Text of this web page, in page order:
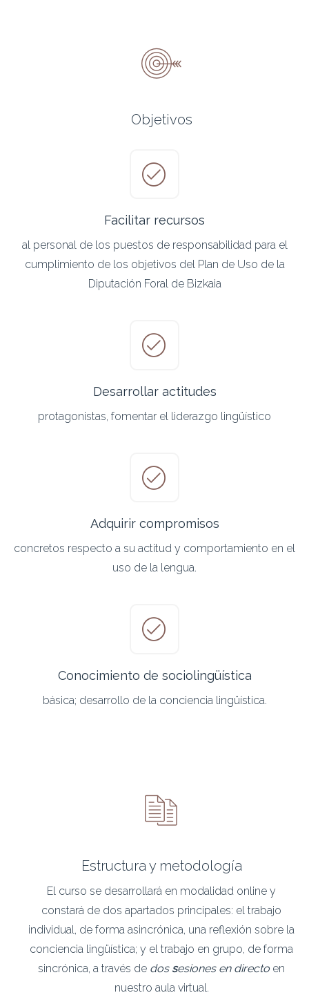
Objetivos
Facilitar recursos
al personal de los puestos de responsabilidad para el
cumplimiento de los objetivos del Plan de Uso de la
Diputación Foral de Bizkaia
Desarrollar actitudes
protagonistas, fomentar el liderazgo lingüístico
Adquirir compromisos
concretos respecto a su actitud y comportamiento en el
uso de la lengua.
Conocimiento de sociolingüística
básica; desarrollo de la conciencia lingüística.
Estructura y metodología
El curso se desarrollará en modalidad online y
constará de dos apartados principales: el trabajo
individual, de forma asincrónica, una reflexión sobre la
conciencia lingüística; y el trabajo en grupo, de forma
sincrónica, a través de dos sesiones en directo en
nuestro aula virtual.